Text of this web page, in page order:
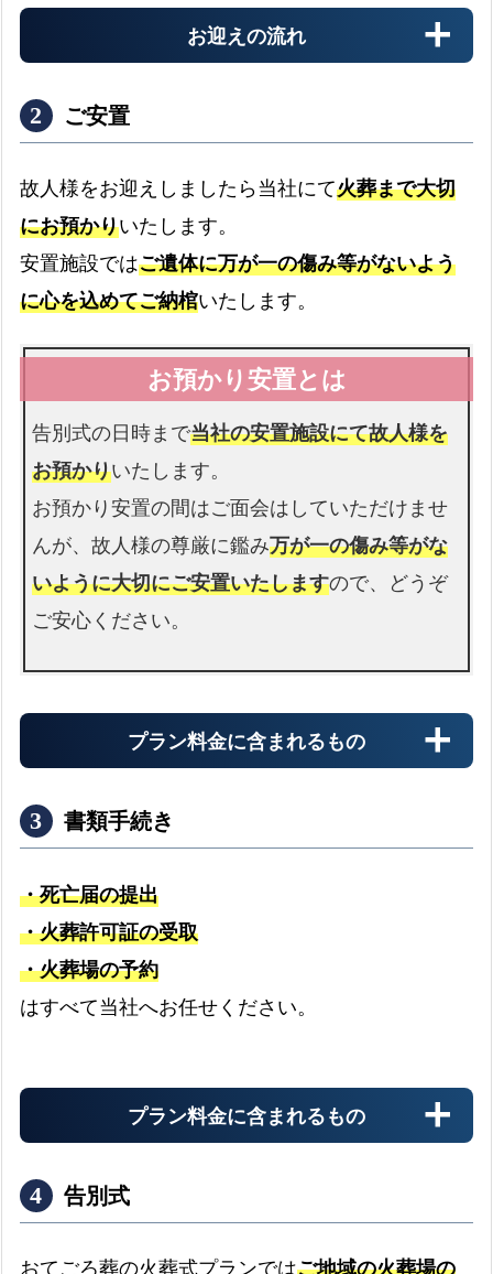
お迎えの流れ
病院
expand_more病院からのお迎えの流れ
介護施設
介護施設へのお迎えの流れ
警察署
expand_more警察署へのお迎えの流れ
ご安置
故人様をお迎えしましたら当社にて火葬まで大切
にお預かりいたします。
安置施設ではご遺体に万が一の傷み等がないよう
に心を込めてご納棺いたします。
告別式の日時まで当社の安置施設にて故人様を
お預かりいたします。
お預かり安置の間はご面会はしていただけませ
んが、故人様の尊厳に鑑み万が一の傷み等がな
いように大切にご安置いたしますので、どうぞ
ご安心ください。
プラン料金に含まれるもの
お迎え先からの搬送料金
安置料金
ドライアイス
書類手続き
・死亡届の提出
・火葬許可証の受取
・火葬場の予約
はすべて当社へお任せください。
プラン料金に含まれるもの
告別式
おてごろ葬の火葬式プランではご地域の火葬場の